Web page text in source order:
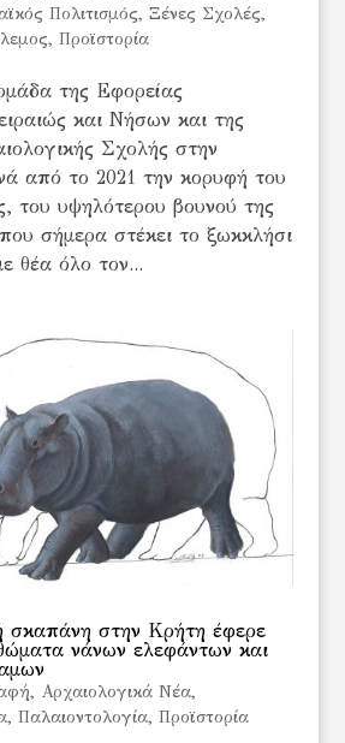
Πολιτισμός, Ξένες Σχολές,
, Προϊστορία
της Εφορείας
και Νήσων και της
Σχολής στην
από το 2021 την κορυφή του
του υψηλότερου βουνού της
σήμερα στέκει το ξωκκλήσι
θέα όλο τον...
σκαπάνη στην Κρήτη έφερε
νάνων ελεφάντων και
, Αρχαιολογικά Νέα,
, Παλαιοντολογία, Προϊστορία